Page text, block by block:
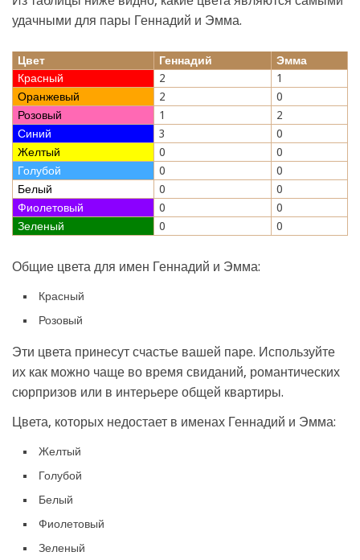
удачными для пары Геннадий и Эмма.
Цвет Геннадий
Эмма
Красный
2
1
Оранжевый
2
0
Розовый
1
2
Синий
3
0
Желтый
0
0
Голубой
0
0
Белый
0
0
Фиолетовый
0
0
Зеленый
0 0
Общие цвета для имен Геннадий и Эмма:
Красный
Розовый
Эти цвета принесут счастье вашей паре. Используйте
их как можно чаще во время свиданий, романтических
сюрпризов или в интерьере общей квартиры.
Цвета, которых недостает в именах Геннадий и Эмма:
Желтый
Голубой
Белый
Фиолетовый
Зеленый